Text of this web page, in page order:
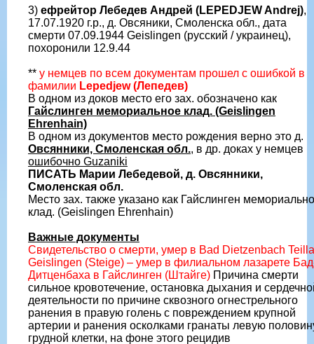
3) ефрейтор Лебедев Андрей (LEPEDJEW Andrej),
17.07.1920 г.р., д. Овсяники, Смоленска обл., дата
смерти 07.09.1944 Geislingen (русский / украинец),
похоронили 12.9.44
** у немцев по всем документам прошел с ошибкой в
фамилии Lepedjew (Лепедев)
В одном из доков место его зах. обозначено как
Гайслинген мемориальное клад. (Geislingen
Ehrenhain)
В одном из документов место рождения верно это д.
Овсянники, Смоленская обл., в др. доках у немцев
ошибочно Guzaniki
ПИСАТЬ Марии Лебедевой, д. Овсянники,
Смоленская обл.
Место зах. также указано как Гайслинген
клад. (Geislingen Ehrenhain)
Важные документы
Свидетельство о смерти, умер в Bad Dietzenbach
Geislingen (Steige) – умер в филиальном лазарете
Дитценбаха в Гайслинген (Штайге) Причина смерти
сильное кровотечение, остановка дыхания и
деятельности по причине сквозного огнестрельного
ранения в правую голень с повреждением крупной
артерии и ранения осколками гранаты левую
грудной клетки, на фоне этого рецидив